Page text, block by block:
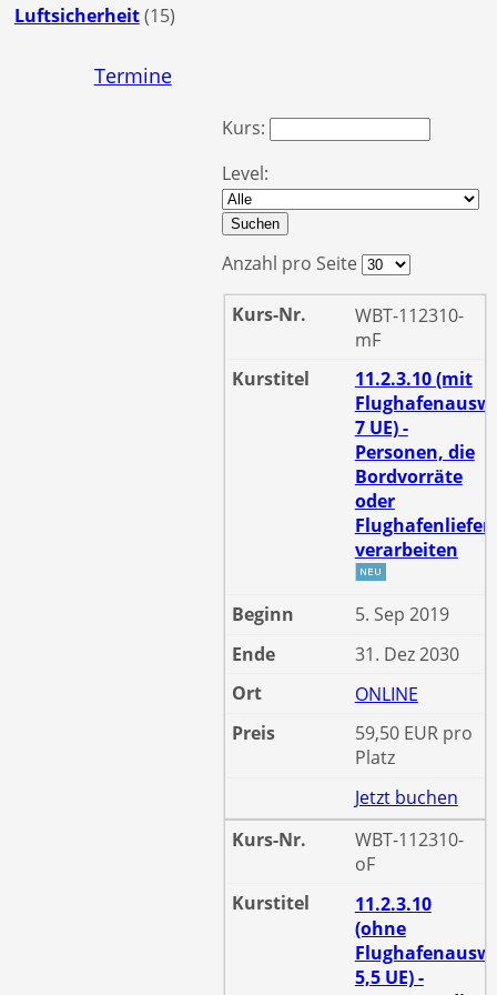
Luftsicherheit(15)
Termine
Kurs:
Level:
Suchen
Anzahl pro Seite
WBT-112310-
mF
11.2.3.10 (mit
7 UE) -
Personen, die
Bordvorräte
oder
verarbeiten
5. Sep 2019
31. Dez 2030
ONLINE
59,50 EUR pro
Platz
Jetzt buchen
WBT-112310-
oF
11.2.3.10
(ohne
5,5 UE) -